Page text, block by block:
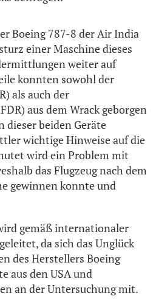
Boeing 787-8 der Air India
einer Maschine dieses
weiter auf
konnten sowohl der
als auch der
aus dem Wrack geborgen
dieser beiden Geräte
wichtige Hinweise auf die
wird ein Problem mit
das Flugzeug nach dem
gewinnen konnte und
gemäß internationaler
da sich das Unglück
des Herstellers Boeing
aus den USA und
an der Untersuchung mit.